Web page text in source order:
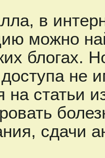
в
можно
блогах.
доступа не
на статьи
сдачи